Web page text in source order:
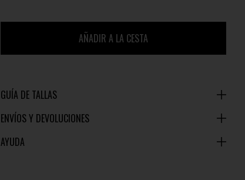
AÑADIR A LA CESTA
GUÍA DE TALLAS
ENVÍOS Y DEVOLUCIONES
AYUDA